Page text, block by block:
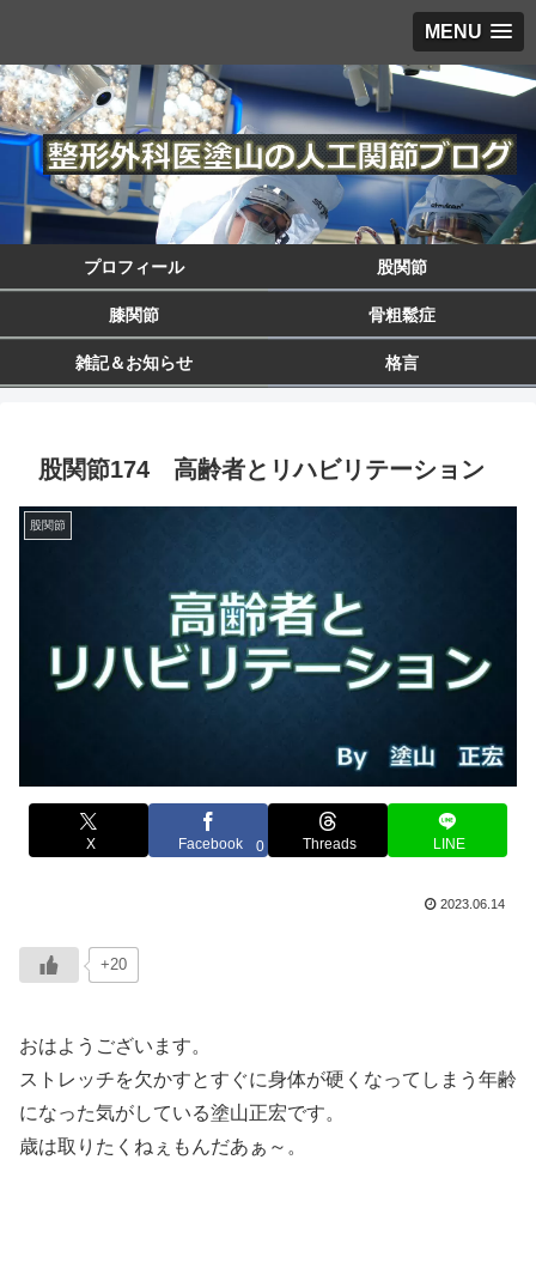
MENU
プロフィール 股関節
膝関節 骨粗鬆症
雑記＆お知らせ 格言
股関節174 高齢者とリハビリテーション
股関節
X Facebook 0 Threads LINE
2023.06.14
+20
おはようございます。
ストレッチを欠かすとすぐに身体が硬くなってしまう年齢
になった気がしている塗山正宏です。
歳は取りたくねぇもんだあぁ～。